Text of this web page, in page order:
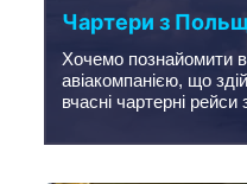
Чартери з
Хочемо познайомити
авіакомпанією, що
вчасні чартерні